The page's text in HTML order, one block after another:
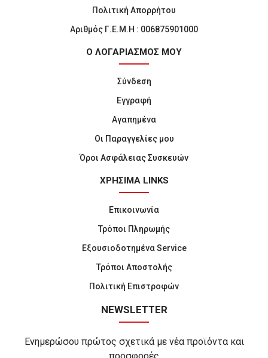
Πολιτική Απορρήτου
Αριθμός Γ.Ε.Μ.Η : 006875901000
Ο ΛΟΓΑΡΙΑΣΜΟΣ ΜΟΥ
Σύνδεση
Εγγραφή
Αγαπημένα
Οι Παραγγελίες μου
Όροι Ασφάλειας Συσκευών
ΧΡΗΣΙΜΑ LINKS
Επικοινωνία
Τρόποι Πληρωμής
Εξουσιοδοτημένα Service
Τρόποι Αποστολής
Πολιτική Επιστροφών
NEWSLETTER
Ενημερώσου πρώτος σχετικά με νέα προϊόντα και